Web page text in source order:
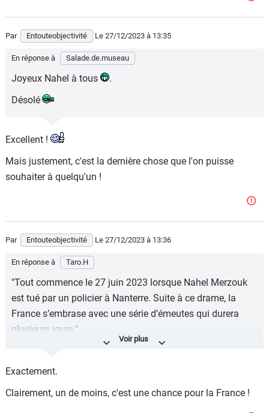
refusé un contrôle, pris la fuite et mis en danger à de
nombreuses reprises la vie de passants innocents.. Suite
à cette interpellation et neutralisation d'un danger pour la
société, la France s’embrase avec une série d’émeutes qui
durera plusieurs jours."
Là c'est la vérité.
Par Entouteobjectivité Le 27/12/2023 à 13:35
En réponse à Salade.de.museau
Joyeux Nahel à tous
.
Désolé
Excellent !
Mais justement, c'est la dernière chose que l'on puisse
souhaiter à quelqu'un !
Par Entouteobjectivité Le 27/12/2023 à 13:36
En réponse à Taro.H
"Tout commence le 27 juin 2023 lorsque Nahel Merzouk
est tué par un policier à Nanterre. Suite à ce drame, la
France s’embrase avec une série d’émeutes qui durera
plusieurs jours."
Tout commence le 27 juin 2023 lorsque Nahel Merzouk,
une racaille multi récidiviste, trafiquant de drogue reconnu
Exactement.
Clairement, un de moins, c'est une chance pour la France !